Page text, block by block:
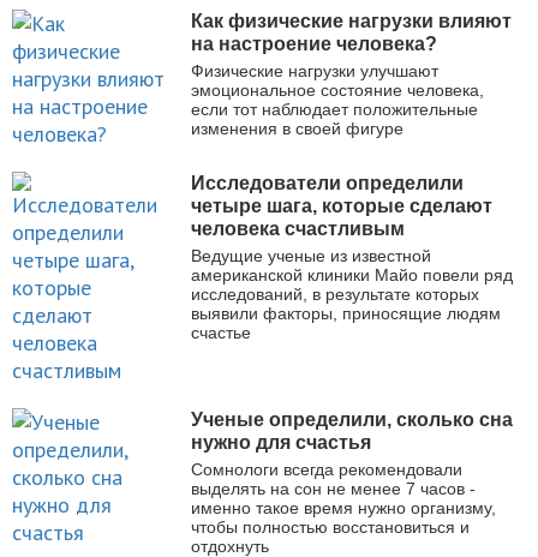
Как физические нагрузки влияют
на настроение человека?
Физические нагрузки улучшают
эмоциональное состояние человека,
если тот наблюдает положительные
изменения в своей фигуре
Исследователи определили
четыре шага, которые сделают
человека счастливым
Ведущие ученые из известной
американской клиники Майо повели ряд
исследований, в результате которых
выявили факторы, приносящие людям
счастье
Ученые определили, сколько сна
нужно для счастья
Сомнологи всегда рекомендовали
выделять на сон не менее 7 часов -
именно такое время нужно организму,
чтобы полностью восстановиться и
отдохнуть